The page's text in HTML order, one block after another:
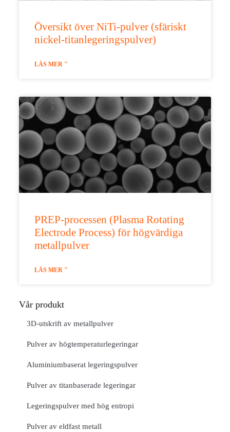
Översikt över NiTi-pulver (sfäriskt
nickel-titanlegeringspulver)
LÄS MER "
PREP-processen (Plasma Rotating
Electrode Process) för högvärdiga
metallpulver
LÄS MER "
Vår produkt
3D-utskrift av metallpulver
Pulver av högtemperaturlegeringar
Aluminiumbaserat legeringspulver
Pulver av titanbaserade legeringar
Legeringspulver med hög entropi
Pulver av eldfast metall